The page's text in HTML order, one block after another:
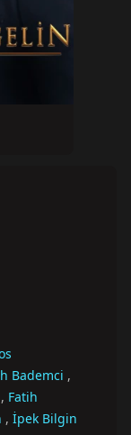
Bademci ,
, Fatih
, İpek Bilgin